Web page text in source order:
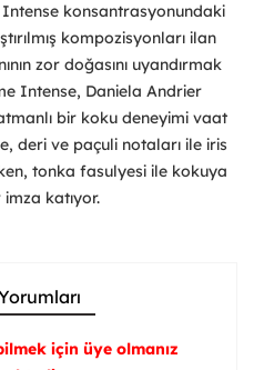
konsantrasyonundaki
kompozisyonları ilan
zor doğasını uyandırmak
Intense, Daniela Andrier
bir koku deneyimi vaat
deri ve paçuli notaları ile iris
tonka fasulyesi ile kokuya
katıyor.
için üye olmanız